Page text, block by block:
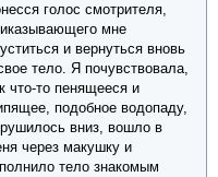
голос смотрителя,
мне
и вернуться вновь
тело. Я почувствовала,
что-то пенящееся и
подобное водопаду,
вниз, вошло в
через макушку и
тело знакомым